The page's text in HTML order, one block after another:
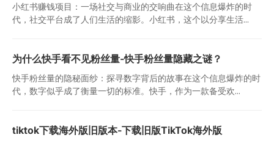
小红书赚钱项目：一场社交与商业的交响曲在这个信息爆炸的时
代，社交平台成了人们生活的缩影。小红书，这个以分享生活...
为什么快手看不见粉丝量-快手粉丝量隐藏之谜？
快手粉丝量的隐秘面纱：探寻数字背后的故事在这个信息爆炸的时
代，数字似乎成了衡量一切的标准。快手，作为一款备受欢...
tiktok下载海外版旧版本-下载旧版TikTok海外版